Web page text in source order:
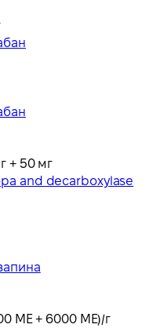
+ 50 мг
and decarboxylase
МЕ + 6000 МЕ)/г